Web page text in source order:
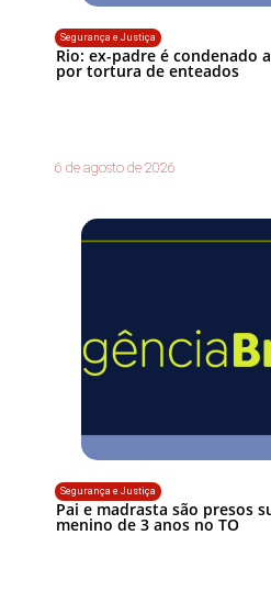
Segurança e Justiça
Rio: ex-padre é condenado
por tortura de enteados
6 de agosto de 2026
Segurança e Justiça
Pai e madrasta são presos
menino de 3 anos no TO